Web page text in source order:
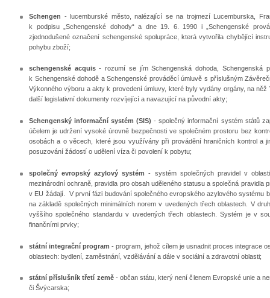
Schengen - lucemburské město, nalézající se na trojmezí Lucemburska,
k podpisu „Schengenské dohody“ a dne 19. 6. 1990 i „Schengenské
zjednodušené označení schengenské spolupráce, která vytvořila chybějící
pohybu zboží;
schengenské acquis- rozumí se jím Schengenská dohoda, Schengenská
k Schengenské dohodě a Schengenské prováděcí úmluvě s příslušným
Výkonného výboru a akty k provedení úmluvy, které byly vydány orgány, na
další legislativní dokumenty rozvíjející a navazující na původní akty;
Schengenský informační systém (SIS) - společný informační systém států
účelem je udržení vysoké úrovně bezpečnosti ve společném prostoru bez
osobách a o věcech, které jsou využívány při provádění hraničních kontrol a
posuzování žádostí o udělení víza či povolení k pobytu;
společný evropský azylový systém - systém společných pravidel v
mezinárodní ochraně, pravidla pro obsah uděleného statusu a společná pravidla
v EU žádají. V první fázi budování společného evropského azylového systému
na základě společných minimálních norem v uvedených třech oblastech. V
vyššího společného standardu v uvedených třech oblastech. Systém je v
finančními prvky;
státní integrační program - program, jehož cílem je usnadnit proces integrace
oblastech: bydlení, zaměstnání, vzdělávání a dále v sociální a zdravotní oblasti;
státní příslušník třetí země- občan státu, který není členem Evropské unie a
či Švýcarska;